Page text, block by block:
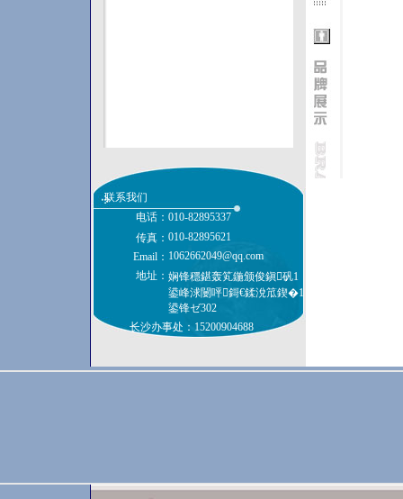
联系我们
电话： 010-82895337
传真： 010-82895621
Email： 1062662049@qq.com
地址： 娴锋穩鍖轰笂鍦颁俊鎭矾1
鍙峰浗闄呯鎶€鍒涗笟鍥�1
鍙锋ゼ302
长沙办事处：15200904688